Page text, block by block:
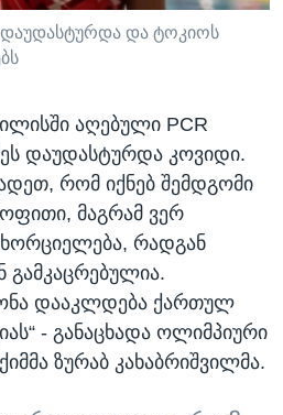
დაუდასტურდა და ტოკიოს
აღებული PCR
დაუდასტურდა კოვიდი.
რომ იქნებ შემდგომი
მაგრამ ვერ
რადგან
გამკაცრებულია.
დააკლდება ქართულ
- განაცხადა ოლიმპიური
ზურაბ კახაბრიშვილმა.